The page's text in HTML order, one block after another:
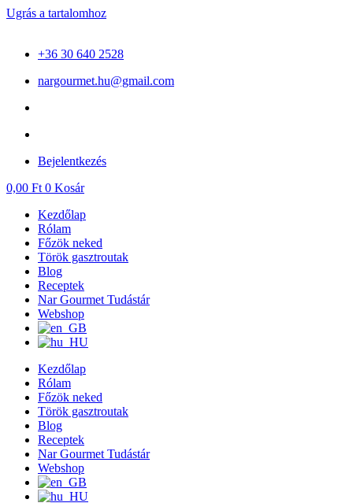
Ugrás a tartalomhoz
+36 30 640 2528
nargourmet.hu@gmail.com
Bejelentkezés
0,00 Ft 0 Kosár
Kezdőlap
Rólam
Főzök neked
Török gasztroutak
Blog
Receptek
Nar Gourmet Tudástár
Webshop
Kezdőlap
Rólam
Főzök neked
Török gasztroutak
Blog
Receptek
Nar Gourmet Tudástár
Webshop